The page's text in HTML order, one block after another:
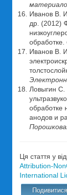
Иванов В.
др. (2012)
обработке.
Иванов В.
Ловыгин С.
обработке
анодов и
Ця стаття у
Attribution-
International